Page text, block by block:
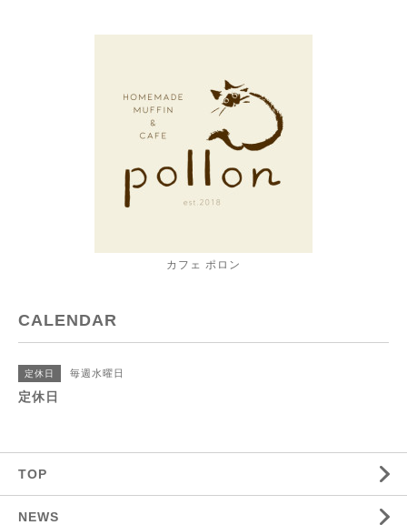
カフェ ポロン
CALENDAR
定休日 毎週水曜日
定休日
TOP
NEWS